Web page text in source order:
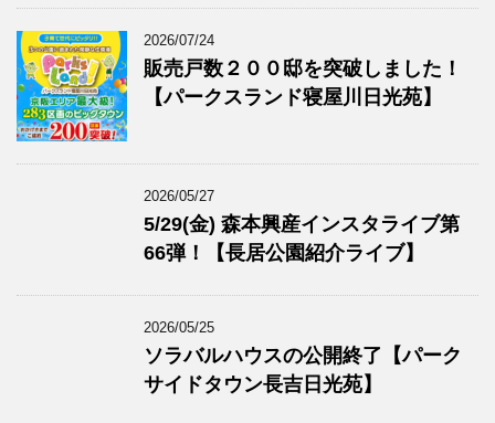
2026/07/24
販売戸数２００邸を突破しました！
【パークスランド寝屋川日光苑】
2026/05/27
5/29(金) 森本興産インスタライブ第
66弾！【長居公園紹介ライブ】
2026/05/25
ソラバルハウスの公開終了【パーク
サイドタウン長吉日光苑】